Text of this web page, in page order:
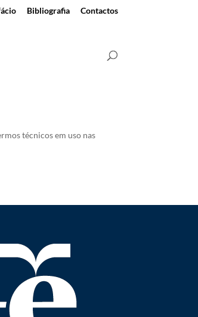
Bibliografia Contactos
técnicos em uso nas